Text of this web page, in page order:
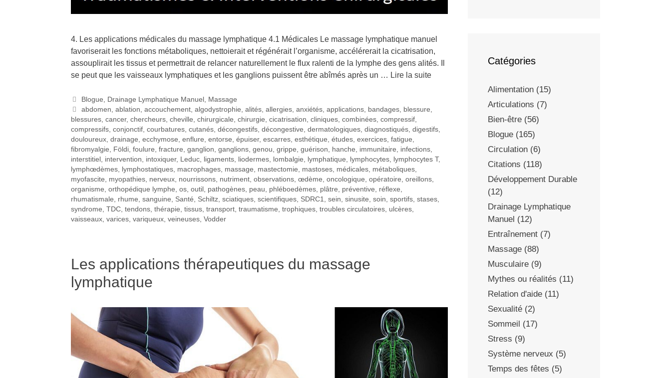
4. Les applications médicales du massage lymphatique 4.1 Médicales Le massage lymphatique manuel
favoriserait les fonctions métaboliques, nettoierait et régénérait l’organisme, accélérerait la cicatrisation,
assouplirait les tissus et permettrait de relancer naturellement le flux ralenti de la lymphe des gens alités. Il
se peut que les vaisseaux lymphatiques et les ganglions puissent être abîmés après un … Lire la suite
Blogue, Drainage Lymphatique Manuel , Massage
abdomen,ablation,accouchement,algodystrophie,alités,allergies,anxiétés,applications, bandages, blessure,
blessures, cancer, chercheurs, cheville, chirurgicale, chirurgie, cicatrisation, cliniques, combinées, compressif,
compressifs, conjonctif, courbatures, cutanés, décongestifs, décongestive, dermatologiques, diagnostiqués, digestifs,
douloureux, drainage, ecchymose, enflure, entorse, épuiser, escarres, esthétique, études, exercices, fatigue,
fibromyalgie, Földi, foulure, fracture, ganglion, ganglions, genou, grippe, guérison, hanche, immunitaire, infections,
interstitiel , intervention, intoxiquer, Leduc, ligaments, liodermes, lombalgie, lymphatique, lymphocytes, lymphocytes T,
lymphœdèmes, lymphostatiques, macrophages, massage, mastectomie, mastoses, médicales, métaboliques,
myofascite, myopathies, nerveux, nourrissons, nutriment, observations, œdème, oncologique, opératoire, oreillons,
organisme, orthopédique lymphe, os, outil , pathogènes, peau, phléboedèmes, plâtre, préventive, réflexe,
rhumatismale, rhume, sanguine, Santé, Schiltz, sciatiques, scientifiques, SDRC1, sein, sinusite, soin, sportifs, stases,
syndrome, TDC, tendons, thérapie, tissus, transport, traumatisme, trophiques, troubles circulatoires, ulcères,
vaisseaux, varices, variqueux, veineuses, Vodder
Les applications thérapeutiques du massage
lymphatique
Catégories
Alimentation (15)
Articulations (7)
Bien-être (56)
Blogue (165)
Circulation (6)
Citations (118)
Développement Durable
(12)
Drainage Lymphatique
Manuel (12)
Entraînement (7)
Massage (88)
Musculaire (9)
Mythes ou réalités (11)
Relation d'aide (11)
Sexualité (2)
Sommeil (17)
Stress (9)
Système nerveux (5)
Temps des fêtes (5)